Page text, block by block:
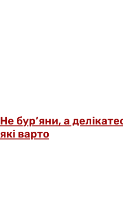
Не бур’яни, а
які варто